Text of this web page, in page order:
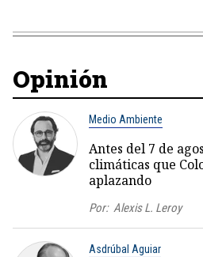
Opinión
Medio Ambiente
Antes del 7 de
climáticas que
aplazando
Por: Alexis L. Leroy
Asdrúbal Aguiar